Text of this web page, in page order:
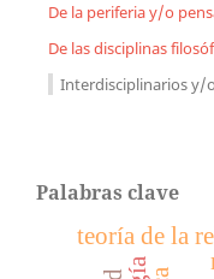
De la periferia y/o
De las disciplinas
Interdisciplinarios y/
Palabras clave
teoría de la